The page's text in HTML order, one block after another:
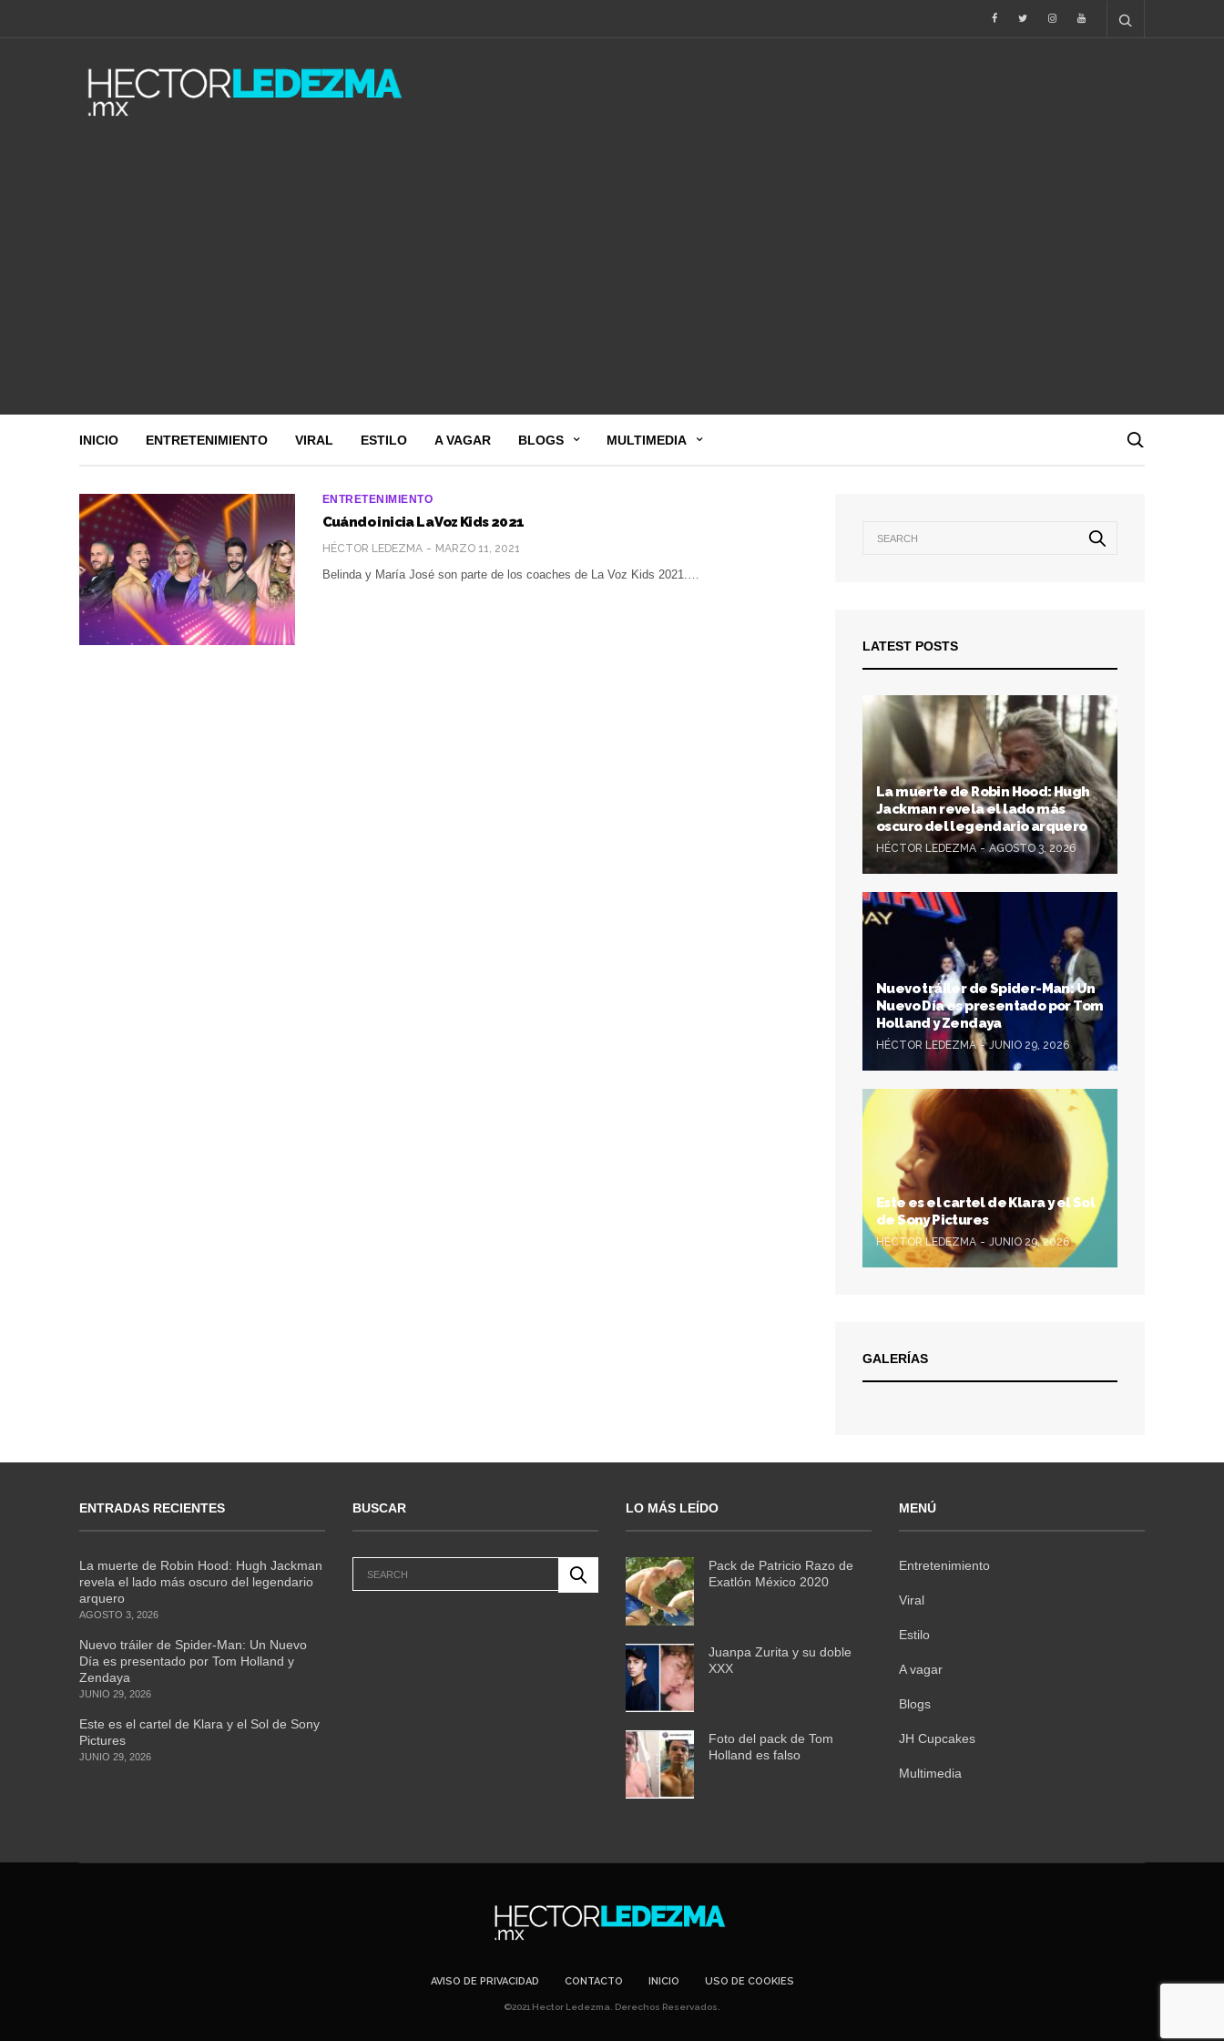
INICIO ENTRETENIMIENTO VIRAL ESTILO A VAGAR BLOGS MULTIMEDIA
ENTRETENIMIENTO
Cuándo inicia La Voz Kids 2021
HÉCTOR LEDEZMA MARZO 11, 2021
Belinda y María José son parte de los coaches de La Voz Kids 2021.…
LATEST POSTS
La muerte de Robin Hood: Hugh
Jackman revela el lado más
oscuro del legendario arquero
HÉCTOR LEDEZMA AGOSTO 3, 2026
Nuevo tráiler de Spider-Man: Un
Nuevo Día es presentado por Tom
Holland y Zendaya
HÉCTOR LEDEZMA JUNIO 29, 2026
Este es el cartel de Klara y el Sol
de Sony Pictures
HÉCTOR LEDEZMA JUNIO 29, 2026
GALERÍAS
ENTRADAS RECIENTES
La muerte de Robin Hood: Hugh Jackman
revela el lado más oscuro del legendario
arquero
AGOSTO 3, 2026
Nuevo tráiler de Spider-Man: Un Nuevo
Día es presentado por Tom Holland y
Zendaya
JUNIO 29, 2026
Este es el cartel de Klara y el Sol de Sony
Pictures
JUNIO 29, 2026
BUSCAR LO MÁS LEÍDO
Pack de Patricio Razo de
Exatlón México 2020
Juanpa Zurita y su doble
XXX
Foto del pack de Tom
Holland es falso
MENÚ
Entretenimiento
Viral
Estilo
A vagar
Blogs
JH Cupcakes
Multimedia
AVISO DE PRIVACIDAD CONTACTO INICIO USO DE COOKIES
©2021 Hector Ledezma. Derechos Reservados.